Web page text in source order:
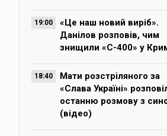
19:00
«Це наш новий виріб».
Данілов розповів, чим
знищили «С-400» у
18:40
Мати розстріляного за
«Слава Україні»
останню розмову з
(відео)